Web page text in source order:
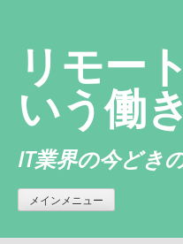
リモー
いう働
IT業界の今どき
メインメニュー